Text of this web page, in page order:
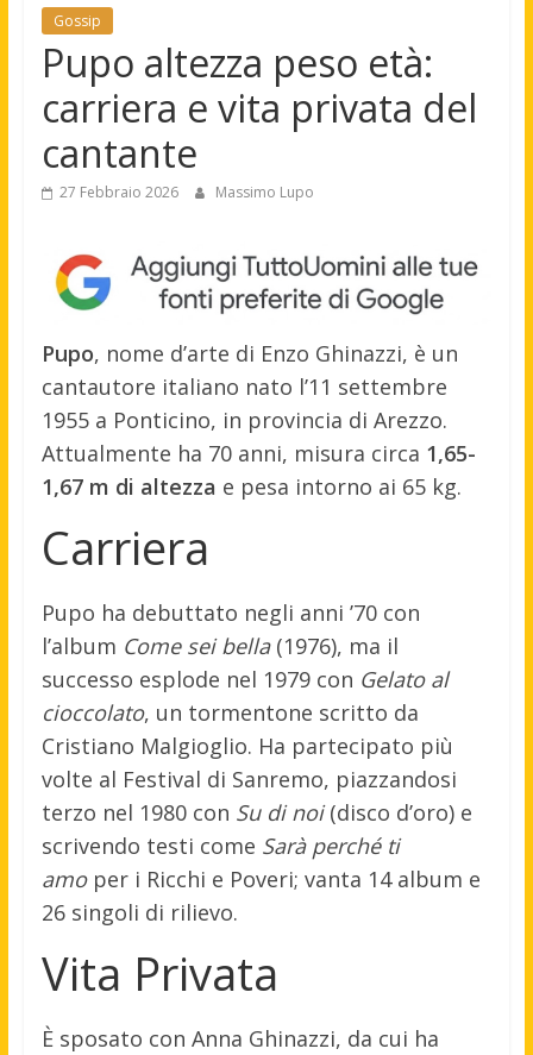
Gossip
Pupo altezza peso età:
carriera e vita privata del
cantante
27 Febbraio 2026 Massimo Lupo
Pupo, nome d’arte di Enzo Ghinazzi, è un
cantautore italiano nato l’11 settembre
1955 a Ponticino, in provincia di Arezzo.
Attualmente ha 70 anni, misura circa 1,65-
1,67 m di altezza e pesa intorno ai 65 kg.
Carriera
Pupo ha debuttato negli anni ’70 con
l’album Come sei bella(1976), ma il
successo esplode nel 1979 con Gelato al
cioccolato, un tormentone scritto da
Cristiano Malgioglio. Ha partecipato più
volte al Festival di Sanremo, piazzandosi
terzo nel 1980 con Su di noi(disco d’oro) e
scrivendo testi come Sarà perché ti
amoper i Ricchi e Poveri; vanta 14 album e
26 singoli di rilievo.
Vita Privata
È sposato con Anna Ghinazzi, da cui ha